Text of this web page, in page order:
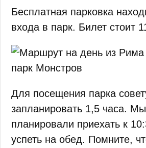
Бесплатная парковка
входа в парк. Билет стоит
Для посещения парка
запланировать 1,5 часа.
планировали приехать к
успеть на обед. Помните,